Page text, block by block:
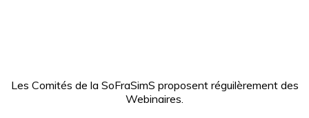
Les Comités de la SoFraSimS proposent réguilèrement des
Webinaires.